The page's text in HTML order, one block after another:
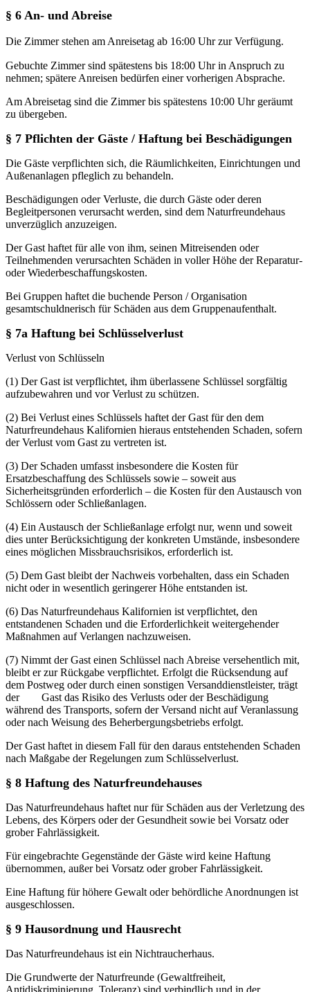
§ 6 An- und Abreise
Die Zimmer stehen am Anreisetag ab 16:00 Uhr zur Verfügung.
Gebuchte Zimmer sind spätestens bis 18:00 Uhr in Anspruch zu
nehmen; spätere Anreisen bedürfen einer vorherigen Absprache.
Am Abreisetag sind die Zimmer bis spätestens 10:00 Uhr geräumt
zu übergeben.
§ 7 Pflichten der Gäste / Haftung bei Beschädigungen
Die Gäste verpflichten sich, die Räumlichkeiten, Einrichtungen und
Außenanlagen pfleglich zu behandeln.
Beschädigungen oder Verluste, die durch Gäste oder deren
Begleitpersonen verursacht werden, sind dem Naturfreundehaus
unverzüglich anzuzeigen.
Der Gast haftet für alle von ihm, seinen Mitreisenden oder
Teilnehmenden verursachten Schäden in voller Höhe der Reparatur-
oder Wiederbeschaffungskosten.
Bei Gruppen haftet die buchende Person / Organisation
gesamtschuldnerisch für Schäden aus dem Gruppenaufenthalt.
§ 7a Haftung bei Schlüsselverlust
Verlust von Schlüsseln
(1) Der Gast ist verpflichtet, ihm überlassene Schlüssel sorgfältig
aufzubewahren und vor Verlust zu schützen.
(2) Bei Verlust eines Schlüssels haftet der Gast für den dem
Naturfreundehaus Kalifornien hieraus entstehenden Schaden, sofern
der Verlust vom Gast zu vertreten ist.
(3) Der Schaden umfasst insbesondere die Kosten für
Ersatzbeschaffung des Schlüssels sowie – soweit aus
Sicherheitsgründen erforderlich – die Kosten für den Austausch von
Schlössern oder Schließanlagen.
(4) Ein Austausch der Schließanlage erfolgt nur, wenn und soweit
dies unter Berücksichtigung der konkreten Umstände, insbesondere
eines möglichen Missbrauchsrisikos, erforderlich ist.
(5) Dem Gast bleibt der Nachweis vorbehalten, dass ein Schaden
nicht oder in wesentlich geringerer Höhe entstanden ist.
(6) Das Naturfreundehaus Kalifornien ist verpflichtet, den
entstandenen Schaden und die Erforderlichkeit weitergehender
Maßnahmen auf Verlangen nachzuweisen.
(7) Nimmt der Gast einen Schlüssel nach Abreise versehentlich mit,
bleibt er zur Rückgabe verpflichtet. Erfolgt die Rücksendung auf
dem Postweg oder durch einen sonstigen Versanddienstleister, trägt
der Gast das Risiko des Verlusts oder der Beschädigung
während des Transports, sofern der Versand nicht auf Veranlassung
oder nach Weisung des Beherbergungsbetriebs erfolgt.
Der Gast haftet in diesem Fall für den daraus entstehenden Schaden
nach Maßgabe der Regelungen zum Schlüsselverlust.
§ 8 Haftung des Naturfreundehauses
Das Naturfreundehaus haftet nur für Schäden aus der Verletzung des
Lebens, des Körpers oder der Gesundheit sowie bei Vorsatz oder
grober Fahrlässigkeit.
Für eingebrachte Gegenstände der Gäste wird keine Haftung
übernommen, außer bei Vorsatz oder grober Fahrlässigkeit.
Eine Haftung für höhere Gewalt oder behördliche Anordnungen ist
ausgeschlossen.
§ 9 Hausordnung und Hausrecht
Das Naturfreundehaus ist ein Nichtraucherhaus.
Die Grundwerte der Naturfreunde (Gewaltfreiheit,
Antidiskriminierung, Toleranz) sind verbindlich und in der